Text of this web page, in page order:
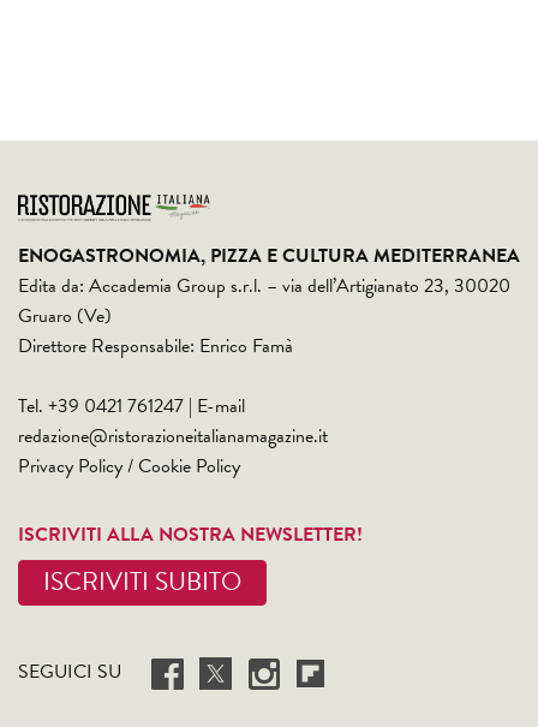
ENOGASTRONOMIA, PIZZA E CULTURA MEDITERRANEA
Edita da: Accademia Group s.r.l. – via dell’Artigianato 23, 30020
Gruaro (Ve)
Direttore Responsabile: Enrico Famà
Tel. +39 0421 761247 | E-mail
redazione@ristorazioneitalianamagazine.it
Privacy Policy/Cookie Policy
ISCRIVITI ALLA NOSTRA NEWSLETTER!
ISCRIVITI SUBITO
SEGUICI SU